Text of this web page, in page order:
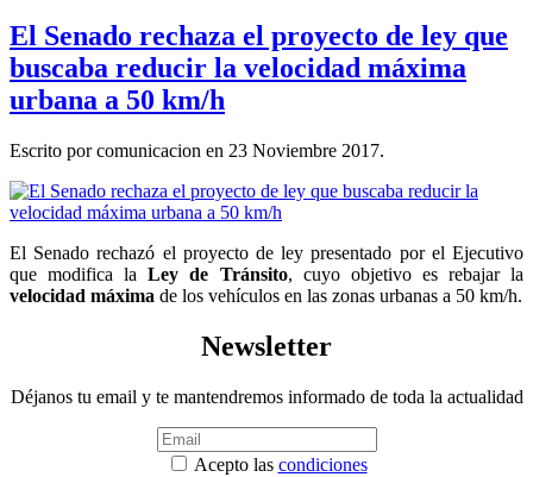
El Senado rechaza el proyecto de ley que
buscaba reducir la velocidad máxima
urbana a 50 km/h
Escrito por comunicacion en 23 Noviembre 2017.
El Senado rechazó el proyecto de ley presentado por el Ejecutivo
que modifica laLey de Tránsito, cuyo objetivo es rebajar la
velocidad máxima de los vehículos en las zonas urbanas a 50 km/h.
Newsletter
Déjanos tu email y te mantendremos informado de toda la actualidad
Acepto las condiciones